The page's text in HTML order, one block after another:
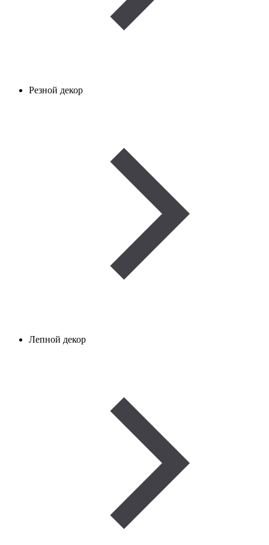
Резной декор
Лепной декор